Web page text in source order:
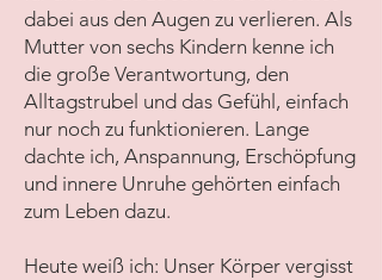
dabei aus den Augen zu verlieren. Als
Mutter von sechs Kindern kenne ich
die große Verantwortung, den
Alltagstrubel und das Gefühl, einfach
nur noch zu funktionieren. Lange
dachte ich, Anspannung, Erschöpfung
und innere Unruhe gehörten einfach
zum Leben dazu.
Heute weiß ich: Unser Körper vergisst